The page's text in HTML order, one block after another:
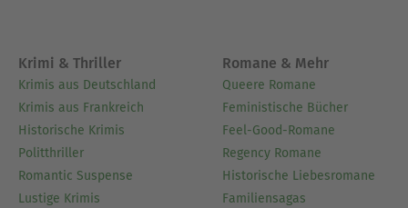
Krimi & Thriller
Krimis aus Deutschland
Krimis aus Frankreich
Historische Krimis
Politthriller
Romantic Suspense
Lustige Krimis
Romane & Mehr
Queere Romane
Feministische Bücher
Feel-Good-Romane
Regency Romane
Historische Liebesromane
Familiensagas